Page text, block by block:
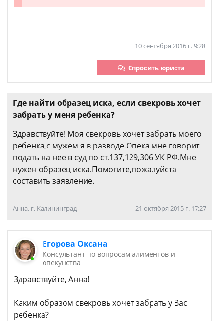
10 сентября 2016 г. 9:28
Спросить юриста
Где найти образец иска, если свекровь хочет
забрать у меня ребенка?
Здравствуйте! Моя свекровь хочет забрать моего
ребенка,с мужем я в разводе.Опека мне говорит
подать на нее в суд по ст.137,129,306 УК РФ.Мне
нужен образец иска.Помогите,пожалуйста
составить заявление.
Анна, г. Калининград 21 октября 2015 г. 17:27
Егорова Оксана
Консультант по вопросам алиментов и
опекунства
Здравствуйте, Анна!
Каким образом свекровь хочет забрать у Вас
ребенка?